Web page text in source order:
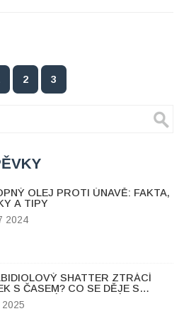
2 3
OLEJ PROTI ÚNAVĚ: FAKTA,
A TIPY
2024
SHATTER ZTRÁCÍ
S ČASEM? CO SE DĚJE S
KONOPNÝM